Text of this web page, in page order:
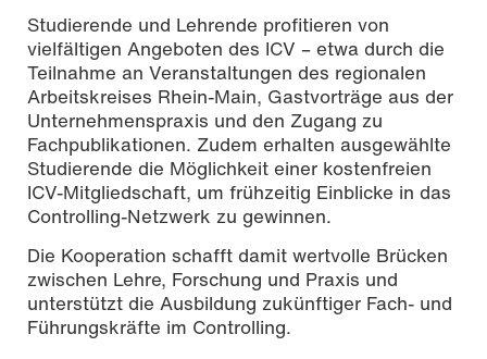
Studierende und Lehrende profitieren von
vielfältigen Angeboten des ICV – etwa durch die
Teilnahme an Veranstaltungen des regionalen
Arbeitskreises Rhein-Main, Gastvorträge aus der
Unternehmenspraxis und den Zugang zu
Fachpublikationen. Zudem erhalten ausgewählte
Studierende die Möglichkeit einer kostenfreien
ICV-Mitgliedschaft, um frühzeitig Einblicke in das
Controlling-Netzwerk zu gewinnen.
Die Kooperation schafft damit wertvolle Brücken
zwischen Lehre, Forschung und Praxis und
unterstützt die Ausbildung zukünftiger Fach- und
Führungskräfte im Controlling.